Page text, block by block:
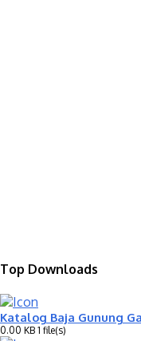
Top Downloads
Katalog Baja Gunung
0.00 KB 1 file(s)